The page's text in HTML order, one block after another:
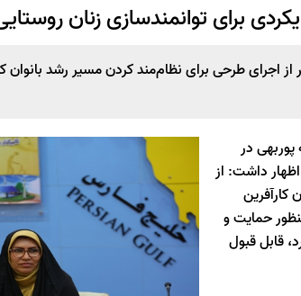
برای توانمندسازی زنان
از اجرای طرحی برای نظام‌مند کردن مسیر رشد بانوان
در
داشت: از
کارآفرین
حمایت و
قابل قبول